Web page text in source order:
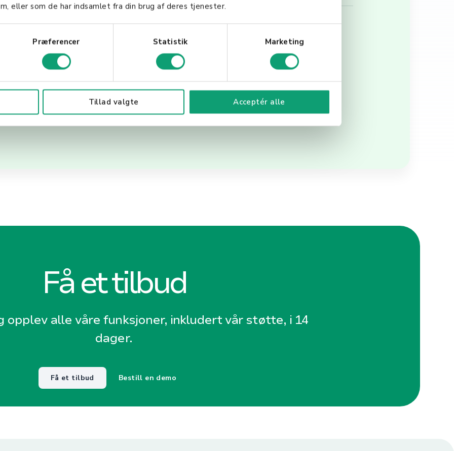
eller som de har indsamlet fra din brug af deres tjenester.
Præferencer Statistik Marketing
Tillad valgte Acceptér alle
verktøy som, når det brukes ansvarlig, kan tilby betydelige fordeler.
fungerer og hvordan de best kan utnyttes, er nøkkelen til å maksimere
vanlige fallgruver som overdreven gjeld og finansielle vanskeligheter.
Få et tilbud
opplev alle våre funksjoner, inkludert vår støtte, i 14
dager.
Få et tilbud Bestill en demo